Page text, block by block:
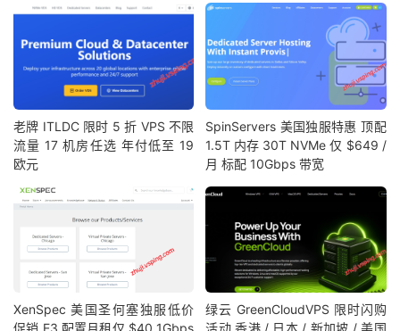
老牌 ITLDC 限时 5 折 VPS 不限
流量 17 机房任选 年付低至 19
欧元
SpinServers 美国独服特惠 顶配
1.5T 内存 30T NVMe 仅 $649 /
月 标配 10Gbps 带宽
XenSpec 美国圣何塞独服低价
绿云 GreenCloudVPS 限时闪购